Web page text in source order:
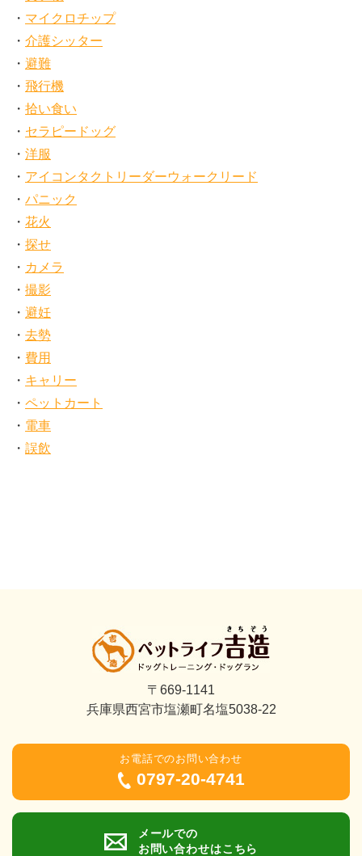
マイクロチップ
介護シッター
避難
飛行機
拾い食い
セラピードッグ
洋服
アイコンタクトリーダーウォークリード
パニック
花火
探せ
カメラ
撮影
避妊
去勢
費用
キャリー
ペットカート
電車
誤飲
〒669-1141
兵庫県西宮市塩瀬町名塩5038-22
お電話でのお問い合わせ
0797-20-4741
メールでの
お問い合わせはこちら